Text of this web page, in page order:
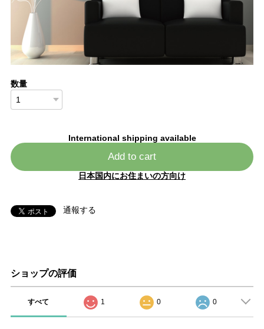
数量
International shipping available
Add to cart
日本国内にお住まいの方向け
通報する
ショップの評価
すべて 1 0 0